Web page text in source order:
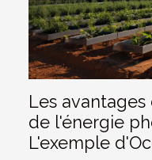
Les
de l'énergie
L'exemple